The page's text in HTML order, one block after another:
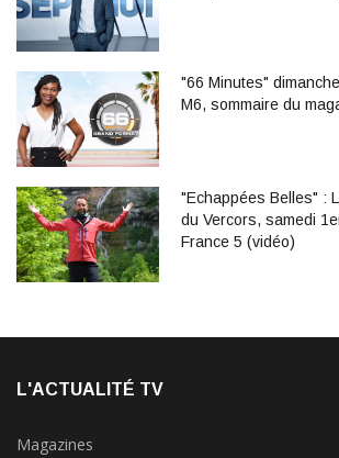
"66 Minutes"
M6, sommaire du
"Echappées Belles" :
du Vercors, samedi
France 5 (vidéo)
L'ACTUALITÉ TV
Magazines